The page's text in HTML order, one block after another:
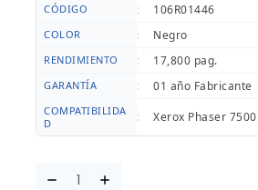
CÓDIGO : 106R01446
COLOR : Negro
RENDIMIENTO : 17,800 pag.
GARANTÍA : 01 año Fabricante
COMPATIBILIDA
D
: Xerox Phaser 7500